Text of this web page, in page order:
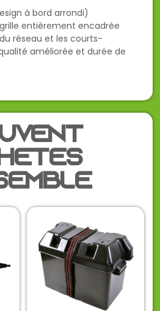
à bord arrondi)
entièrement encadrée
réseau et les courts-
améliorée et durée de